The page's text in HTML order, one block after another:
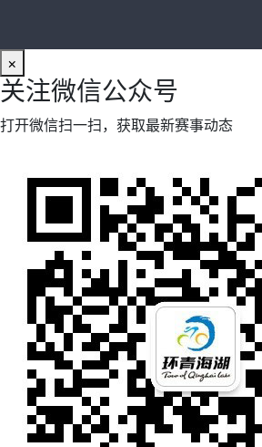
×
关注微信公众号
打开微信扫一扫，获取最新赛事动态